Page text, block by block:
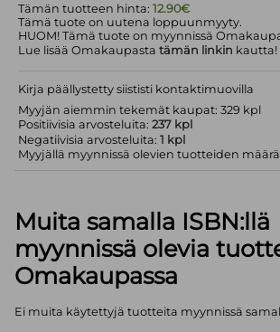
Tämän tuotteen hinta:12.90€
Tämä tuote on uutena loppuunmyyty.
HUOM! Tämä tuote on myynnissä
Lue lisää Omakaupastatämän linkin kautta!
Kirja päällystetty siististi kontaktimuovilla
Myyjän aiemmin tekemät kaupat: 329 kpl
Positiivisia arvosteluita:237 kpl
Negatiivisia arvosteluita:1 kpl
Myyjällä myynnissä olevien tuotteiden määrä
Muita samalla ISBN:llä
myynnissä olevia
Omakaupassa
Ei muita käytettyjä tuotteita myynnissä